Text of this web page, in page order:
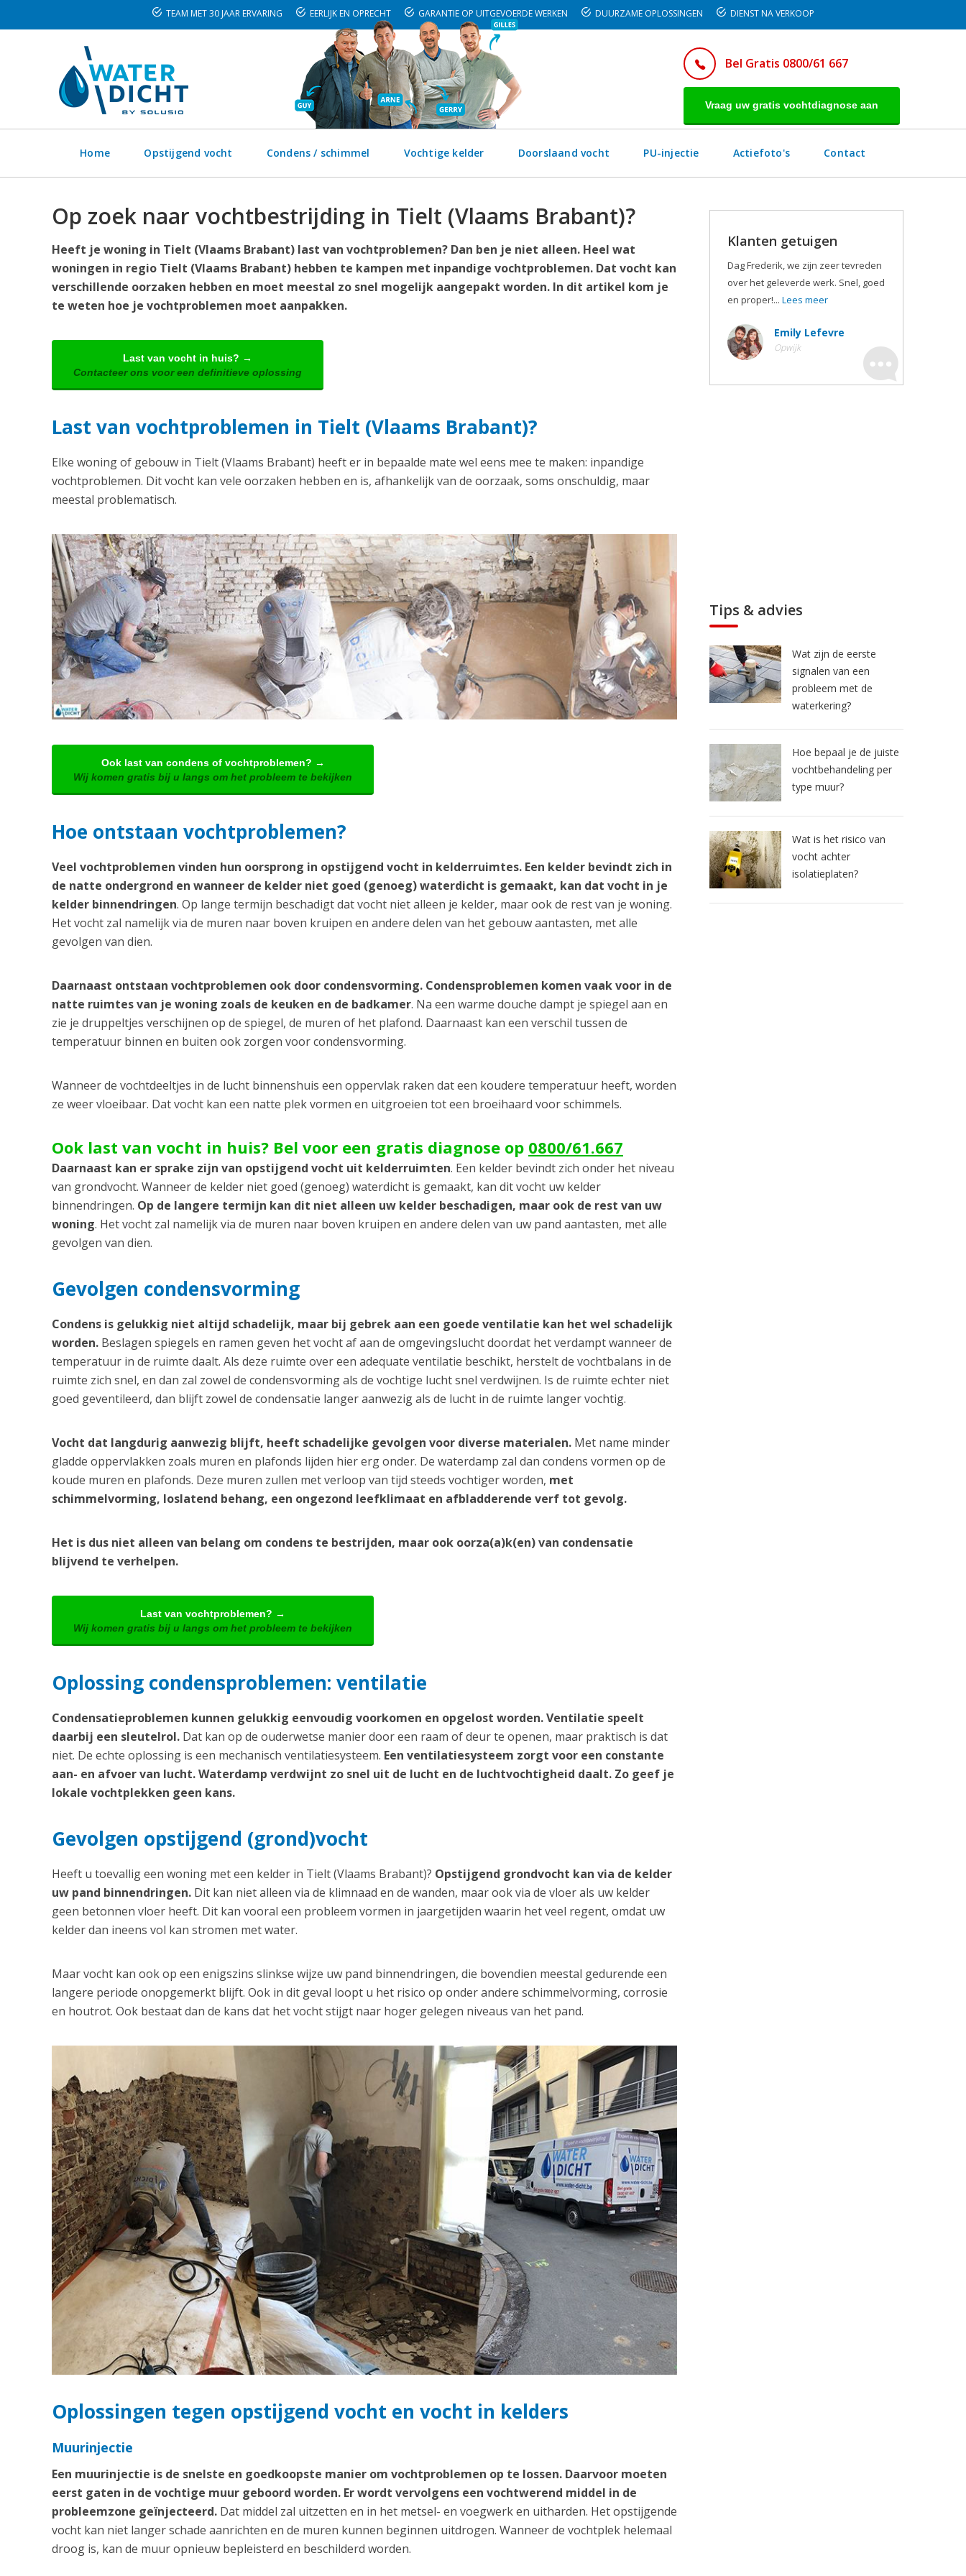
TEAM MET 30 JAAR ERVARING EERLIJK EN OPRECHT GARANTIE OP UITGEVOERDE WERKEN DUURZAME OPLOSSINGEN DIENST NA VERKOOP
Bel Gratis 0800/61 667
Vraag uw gratis vochtdiagnose aan
Home Opstijgend vocht Condens / schimmel Vochtige kelder Doorslaand vocht PU-injectie Actiefoto's Contact
Op zoek naar vochtbestrijding in Tielt (Vlaams Brabant)?
Heeft je woning in Tielt (Vlaams Brabant) last van vochtproblemen? Dan ben je niet alleen. Heel wat
woningen in regio Tielt (Vlaams Brabant) hebben te kampen met inpandige vochtproblemen. Dat vocht kan
verschillende oorzaken hebben en moet meestal zo snel mogelijk aangepakt worden. In dit artikel kom je
te weten hoe je vochtproblemen moet aanpakken.
Last van vocht in huis? →
Contacteer ons voor een definitieve oplossing
Last van vochtproblemen in Tielt (Vlaams Brabant)?
Elke woning of gebouw in Tielt (Vlaams Brabant) heeft er in bepaalde mate wel eens mee te maken: inpandige
vochtproblemen. Dit vocht kan vele oorzaken hebben en is, afhankelijk van de oorzaak, soms onschuldig, maar
meestal problematisch.
Ook last van condens of vochtproblemen? →
Wij komen gratis bij u langs om het probleem te bekijken
Hoe ontstaan vochtproblemen?
Veel vochtproblemen vinden hun oorsprong in opstijgend vocht in kelderruimtes. Een kelder bevindt zich in
de natte ondergrond en wanneer de kelder niet goed (genoeg) waterdicht is gemaakt, kan dat vocht in je
kelder binnendringen. Op lange termijn beschadigt dat vocht niet alleen je kelder, maar ook de rest van je woning.
Het vocht zal namelijk via de muren naar boven kruipen en andere delen van het gebouw aantasten, met alle
gevolgen van dien.
Daarnaast ontstaan vochtproblemen ook door condensvorming. Condensproblemen komen vaak voor in de
natte ruimtes van je woning zoals de keuken en de badkamer. Na een warme douche dampt je spiegel aan en
zie je druppeltjes verschijnen op de spiegel, de muren of het plafond. Daarnaast kan een verschil tussen de
temperatuur binnen en buiten ook zorgen voor condensvorming.
Wanneer de vochtdeeltjes in de lucht binnenshuis een oppervlak raken dat een koudere temperatuur heeft, worden
ze weer vloeibaar. Dat vocht kan een natte plek vormen en uitgroeien tot een broeihaard voor schimmels.
Ook last van vocht in huis? Bel voor een gratis diagnose op 0800/61.667
Daarnaast kan er sprake zijn van opstijgend vocht uit kelderruimten. Een kelder bevindt zich onder het niveau
van grondvocht. Wanneer de kelder niet goed (genoeg) waterdicht is gemaakt, kan dit vocht uw kelder
binnendringen. Op de langere termijn kan dit niet alleen uw kelder beschadigen, maar ook de rest van uw
woning. Het vocht zal namelijk via de muren naar boven kruipen en andere delen van uw pand aantasten, met alle
gevolgen van dien.
Gevolgen condensvorming
Condens is gelukkig niet altijd schadelijk, maar bij gebrek aan een goede ventilatie kan het wel schadelijk
worden. Beslagen spiegels en ramen geven het vocht af aan de omgevingslucht doordat het verdampt wanneer de
temperatuur in de ruimte daalt. Als deze ruimte over een adequate ventilatie beschikt, herstelt de vochtbalans in de
ruimte zich snel, en dan zal zowel de condensvorming als de vochtige lucht snel verdwijnen. Is de ruimte echter niet
goed geventileerd, dan blijft zowel de condensatie langer aanwezig als de lucht in de ruimte langer vochtig.
Vocht dat langdurig aanwezig blijft, heeft schadelijke gevolgen voor diverse materialen. Met name minder
gladde oppervlakken zoals muren en plafonds lijden hier erg onder. De waterdamp zal dan condens vormen op de
koude muren en plafonds. Deze muren zullen met verloop van tijd steeds vochtiger worden, met
schimmelvorming, loslatend behang, een ongezond leefklimaat en afbladderende verf tot gevolg.
Het is dus niet alleen van belang om condens te bestrijden, maar ook oorza(a)k(en) van condensatie
blijvend te verhelpen.
Last van vochtproblemen? →
Wij komen gratis bij u langs om het probleem te bekijken
Oplossing condensproblemen: ventilatie
Condensatieproblemen kunnen gelukkig eenvoudig voorkomen en opgelost worden. Ventilatie speelt
daarbij een sleutelrol. Dat kan op de ouderwetse manier door een raam of deur te openen, maar praktisch is dat
niet. De echte oplossing is een mechanisch ventilatiesysteem. Een ventilatiesysteem zorgt voor een constante
aan- en afvoer van lucht. Waterdamp verdwijnt zo snel uit de lucht en de luchtvochtigheid daalt. Zo geef je
lokale vochtplekken geen kans.
Gevolgen opstijgend (grond)vocht
Heeft u toevallig een woning met een kelder in Tielt (Vlaams Brabant)? Opstijgend grondvocht kan via de kelder
uw pand binnendringen. Dit kan niet alleen via de klimnaad en de wanden, maar ook via de vloer als uw kelder
geen betonnen vloer heeft. Dit kan vooral een probleem vormen in jaargetijden waarin het veel regent, omdat uw
kelder dan ineens vol kan stromen met water.
Maar vocht kan ook op een enigszins slinkse wijze uw pand binnendringen, die bovendien meestal gedurende een
langere periode onopgemerkt blijft. Ook in dit geval loopt u het risico op onder andere schimmelvorming, corrosie
en houtrot. Ook bestaat dan de kans dat het vocht stijgt naar hoger gelegen niveaus van het pand.
Oplossingen tegen opstijgend vocht en vocht in kelders
Muurinjectie
Een muurinjectie is de snelste en goedkoopste manier om vochtproblemen op te lossen. Daarvoor moeten
eerst gaten in de vochtige muur geboord worden. Er wordt vervolgens een vochtwerend middel in de
probleemzone geïnjecteerd. Dat middel zal uitzetten en in het metsel- en voegwerk en uitharden. Het opstijgende
vocht kan niet langer schade aanrichten en de muren kunnen beginnen uitdrogen. Wanneer de vochtplek helemaal
droog is, kan de muur opnieuw bepleisterd en beschilderd worden.
Klanten getuigen
Dag Frederik, we zijn zeer tevreden
over het geleverde werk. Snel, goed
en proper!... Lees meer
Emily Lefevre
Opwijk
Tips & advies
Wat zijn de eerste
signalen van een
probleem met de
waterkering?
Hoe bepaal je de juiste
vochtbehandeling per
type muur?
Wat is het risico van
vocht achter
isolatieplaten?